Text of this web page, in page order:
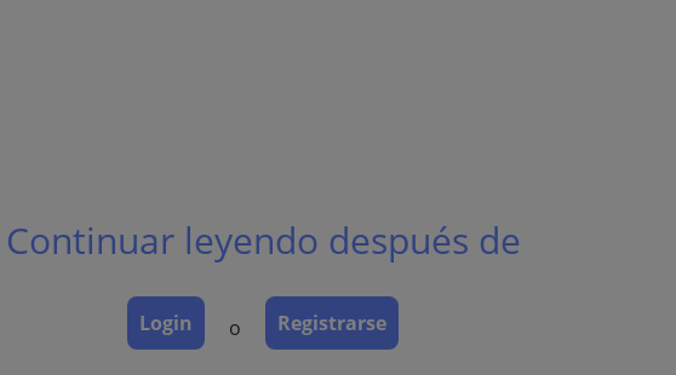
Continuar leyendo después de
Login o Registrarse